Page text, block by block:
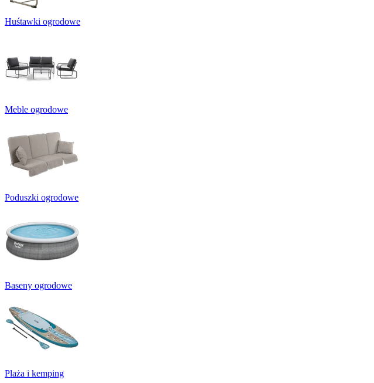
Huśtawki ogrodowe
Meble ogrodowe
Poduszki ogrodowe
Baseny ogrodowe
Plaża i kemping